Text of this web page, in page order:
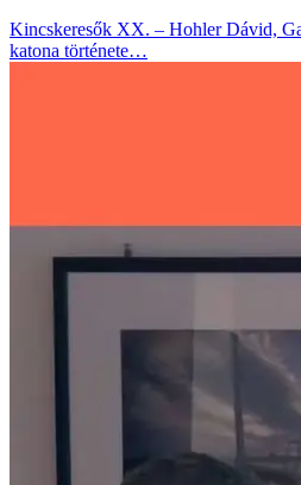
Kincskeresők XX. – Hohler Dávid,
katona története…